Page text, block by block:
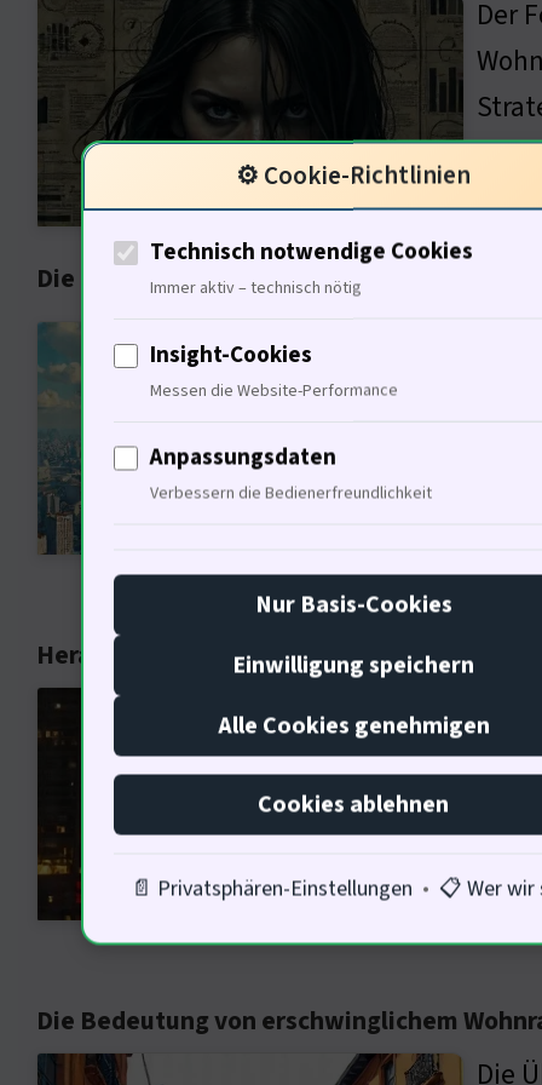
Der
Die Rolle der Urbanisierung im Wohnungsbau
wird
ist
Herausforderungen im deutschen
65%
Die Bedeutung von erschwinglichem
Die
⚙️ Cookie-Richtlinien
Technisch notwendige Cookies
Immer aktiv – technisch nötig
Insight-Cookies
Messen die Website-Performance
Anpassungsdaten
Verbessern die Bedienerfreundlichkeit
Nur Basis-Cookies
Einwilligung speichern
Alle Cookies genehmigen
Cookies ablehnen
📄 Privatsphären-Einstellungen • 📋 Wer wir